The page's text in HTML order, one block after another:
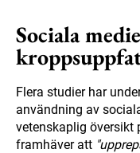
Sociala
Flera studier har
användning av
vetenskaplig översikt
framhäver att